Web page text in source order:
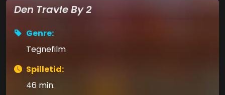
Den Travle By 2
Genre:
Tegnefilm
Spilletid:
46 min.